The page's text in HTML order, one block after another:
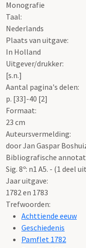
Monografie
Taal:
Nederlands
Plaats van uitgave:
In Holland
Uitgever/drukker:
[s.n.]
Aantal pagina's delen:
p. [33]-40 [2]
Formaat:
23 cm
Auteursvermelding:
door Jan Gaspar
Bibliografische
Sig. 8º: n1 A5. - (1 deel
Jaar uitgave:
1782 en 1783
Trefwoorden:
Achttiende eeuw
Geschiedenis
Pamflet 1782